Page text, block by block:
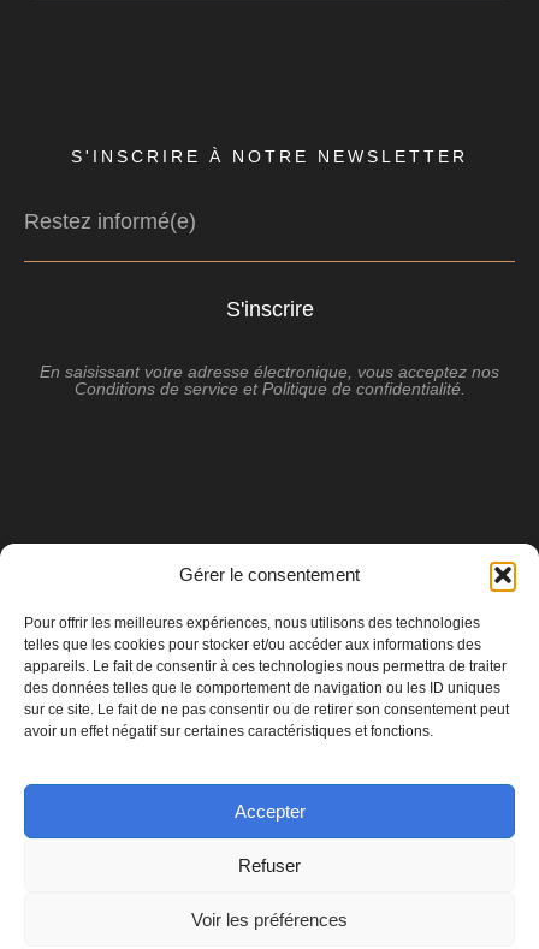
Gérer le consentement
Pour offrir les meilleures expériences, nous utilisons des technologies
telles que les cookies pour stocker et/ou accéder aux informations des
appareils. Le fait de consentir à ces technologies nous permettra de traiter
des données telles que le comportement de navigation ou les ID uniques
sur ce site. Le fait de ne pas consentir ou de retirer son consentement peut
avoir un effet négatif sur certaines caractéristiques et fonctions.
Accepter
Refuser
Voir les préférences
S'INSCRIRE À NOTRE NEWSLETTER
S'inscrire
En saisissant votre adresse électronique, vous acceptez nos
Conditions de serviceetPolitique de confidentialité.
© Studio MIKL
FAQ CGV LIVRAISONS & RETOURS
MENTIONS LEGALES
consommer avec modération. La vente d’alcool est
interdite aux mineurs. En accédant à notre site, vous
certifiez avoir l’âge légal de consommation d’alcool
dans votre pays de résidence.